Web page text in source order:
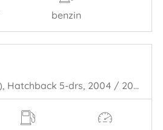
benzin
A3 Sportback (8PA), Hatchback 5-drs, 2004 / 2013 1.2 TFSI